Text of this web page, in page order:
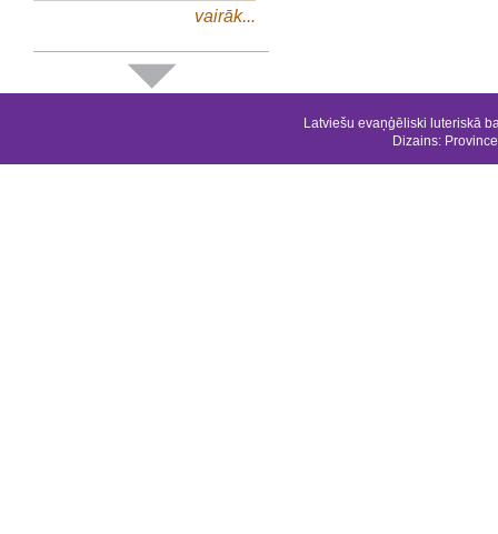
vairāk...
Latviešu evaņģēliski luteriskā
Dizains: